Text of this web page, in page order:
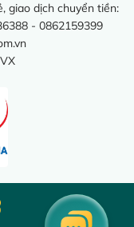
giao dịch chuyển tiền:
- 0862159399